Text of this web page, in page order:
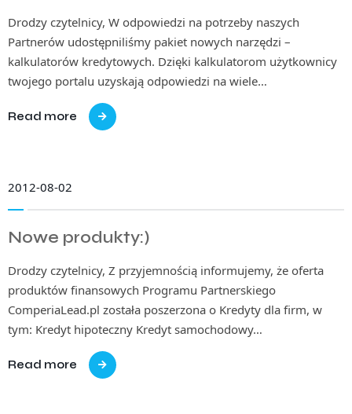
Drodzy czytelnicy, W odpowiedzi na potrzeby naszych
Partnerów udostępniliśmy pakiet nowych narzędzi –
kalkulatorów kredytowych. Dzięki kalkulatorom użytkownicy
twojego portalu uzyskają odpowiedzi na wiele…
Read more
2012-08-02
Nowe produkty:)
Drodzy czytelnicy, Z przyjemnością informujemy, że oferta
produktów finansowych Programu Partnerskiego
ComperiaLead.pl została poszerzona o Kredyty dla firm, w
tym: Kredyt hipoteczny Kredyt samochodowy…
Read more